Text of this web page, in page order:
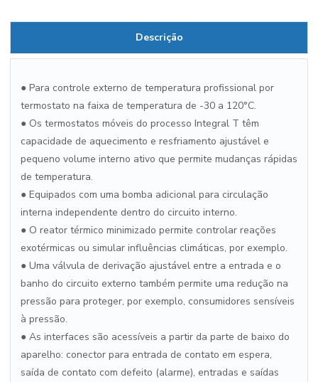
Descrição
● Para controle externo de temperatura profissional por
termostato na faixa de temperatura de -30 a 120°C.
● Os termostatos móveis do processo Integral T têm
capacidade de aquecimento e resfriamento ajustável e
pequeno volume interno ativo que permite mudanças rápidas
de temperatura.
● Equipados com uma bomba adicional para circulação
interna independente dentro do circuito interno.
● O reator térmico minimizado permite controlar reações
exotérmicas ou simular influências climáticas, por exemplo.
● Uma válvula de derivação ajustável entre a entrada e o
banho do circuito externo também permite uma redução na
pressão para proteger, por exemplo, consumidores sensíveis
à pressão.
● As interfaces são acessíveis a partir da parte de baixo do
aparelho: conector para entrada de contato em espera,
saída de contato com defeito (alarme), entradas e saídas